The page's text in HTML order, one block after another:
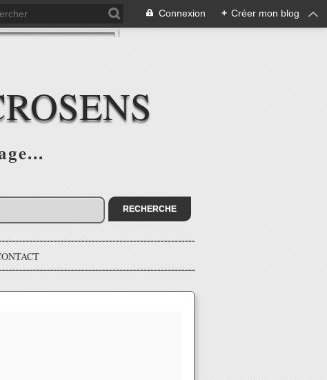
Connexion + Créer mon blog